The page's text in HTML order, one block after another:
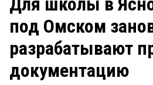
ЗАКОН
НОВОСТИ КОМПАНИЙ
под Омском
разрабатывают
документацию